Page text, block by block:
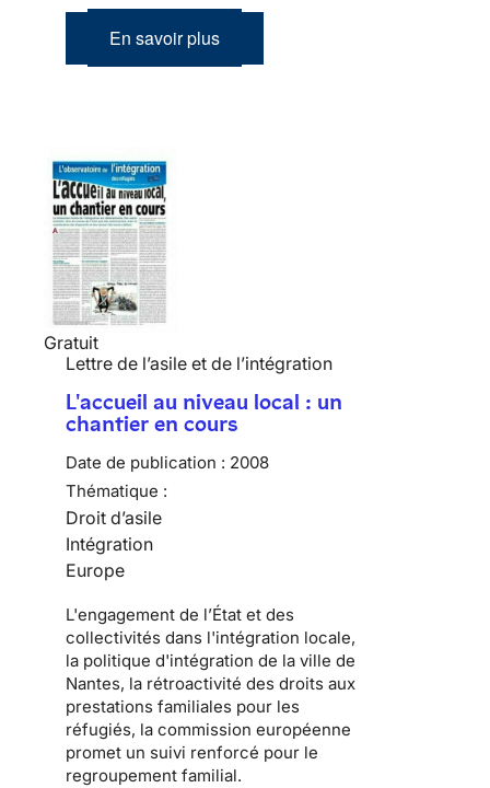
En savoir plus
Gratuit
Lettre de l’asile et de l’intégration
L'accueil au niveau local : un
chantier en cours
Date de publication : 2008
Thématique :
Droit d’asile
Intégration
Europe
L'engagement de l’État et des
collectivités dans l'intégration locale,
la politique d'intégration de la ville de
Nantes, la rétroactivité des droits aux
prestations familiales pour les
réfugiés, la commission européenne
promet un suivi renforcé pour le
regroupement familial.